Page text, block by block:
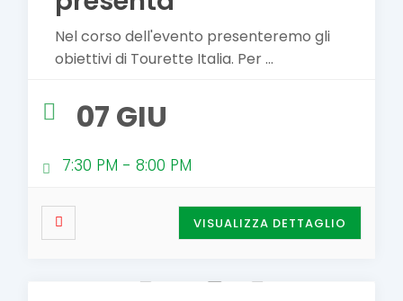
Nel corso dell'evento presenteremo gli
obiettivi di Tourette Italia. Per...
07 GIU
7:30 PM - 8:00 PM
VISUALIZZA DETTAGLIO